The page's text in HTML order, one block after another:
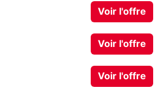
Voir l'offre
Voir l'offre
Voir l'offre